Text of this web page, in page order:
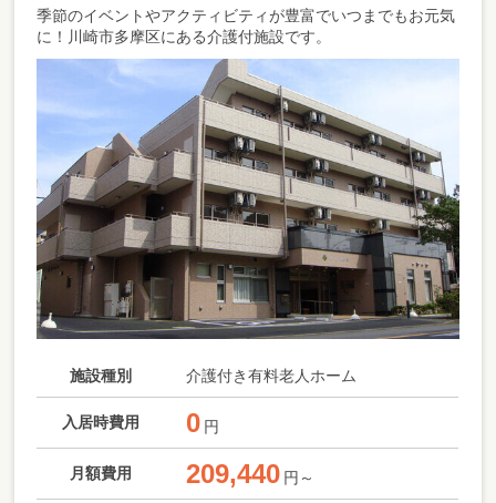
季節のイベントやアクティビティが豊富でいつまでもお元気
に！川崎市多摩区にある介護付施設です。
施設種別 介護付き有料老人ホーム
入居時費用 0 円
月額費用 209,440 円～